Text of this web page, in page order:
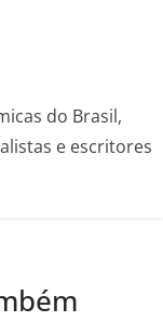
do Brasil,
e escritores